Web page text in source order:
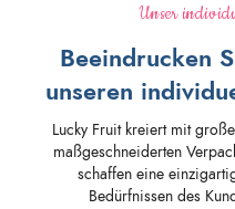
Unser
Beeindrucken
unseren
Lucky Fruit kreiert mit
maßgeschneiderten
schaffen eine
Bedürfnissen des